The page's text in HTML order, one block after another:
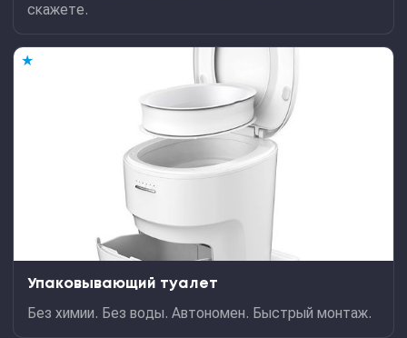
скажете.
★
Упаковывающий туалет
Без химии. Без воды. Автономен. Быстрый монтаж.